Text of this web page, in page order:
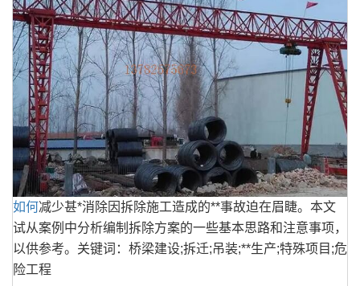
如何减少甚*消除因拆除施工造成的**事故迫在眉睫。本文
试从案例中分析编制拆除方案的一些基本思路和注意事项，
以供参考。关键词：桥梁建设;拆迁;吊装;**生产;特殊项目;危
险工程